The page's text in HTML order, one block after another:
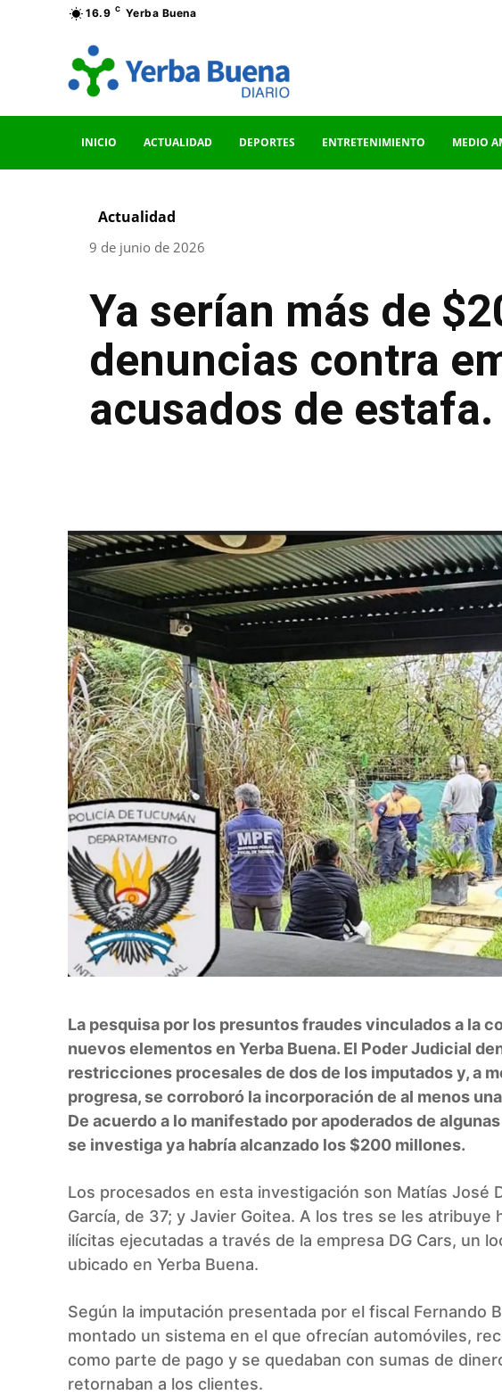
16.9 C Yerba Buena
INICIO ACTUALIDAD DEPORTES ENTRETENIMIENTO MEDIO
Actualidad
9 de junio de 2026
Ya serían más de
denuncias contra
acusados de estafa.
La pesquisa por los presuntos fraudes vinculados a la
nuevos elementos en Yerba Buena. El Poder Judicial
restricciones procesales de dos de los imputados y, a
progresa, se corroboró la incorporación de al menos
De acuerdo a lo manifestado por apoderados de
se investiga ya habría alcanzado los $200 millones.
Los procesados en esta investigación son Matías José
García, de 37; y Javier Goitea. A los tres se les atribuye
ilícitas ejecutadas a través de la empresa DG Cars, un
ubicado en Yerba Buena.
Según la imputación presentada por el fiscal Fernando
montado un sistema en el que ofrecían automóviles,
como parte de pago y se quedaban con sumas de
retornaban a los clientes.